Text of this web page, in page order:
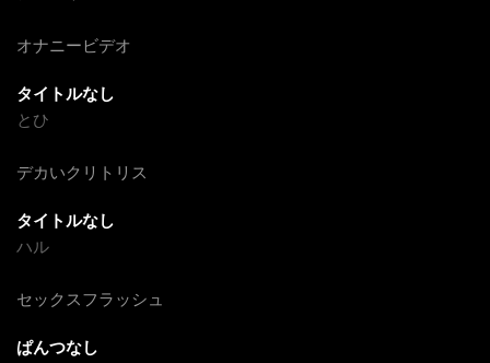
オナニービデオ
タイトルなし
とひ
デカいクリトリス
タイトルなし
ハル
セックスフラッシュ
ぱんつなし